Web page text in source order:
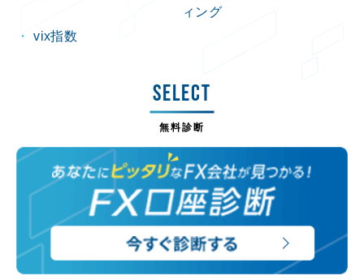
ィング
vix指数
SELECT
無料診断